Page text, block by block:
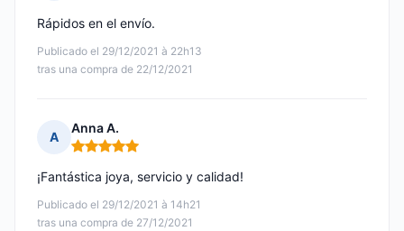
Publicado el 29/12/2021 à 22h13
tras una compra de 22/12/2021
Rápidos en el envío.
A
Anna A.
Nota: 5 de 5
Publicado el 29/12/2021 à 14h21
tras una compra de 27/12/2021
¡Fantástica joya, servicio y calidad!